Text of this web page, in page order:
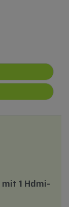
mit1 Hdmi-